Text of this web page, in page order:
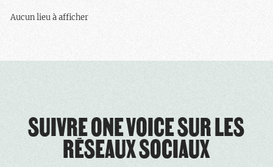
Aucun lieu à afficher
SUIVRE ONE VOICE SUR LES
RÉSEAUX SOCIAUX